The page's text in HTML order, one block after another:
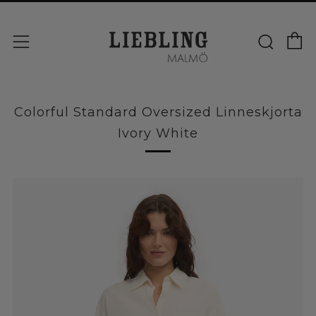
Sök
Colorful Standard Oversized Linneskjorta
Ivory White